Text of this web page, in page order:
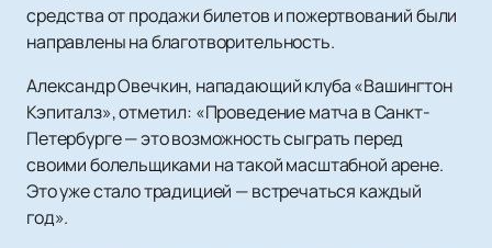
средства от продажи билетов и пожертвований были
направлены на благотворительность.
Александр Овечкин, нападающий клуба «Вашингтон
Кэпиталз», отметил: «Проведение матча в Санкт-
Петербурге — это возможность сыграть перед
своими болельщиками на такой масштабной арене.
Это уже стало традицией — встречаться каждый
год».